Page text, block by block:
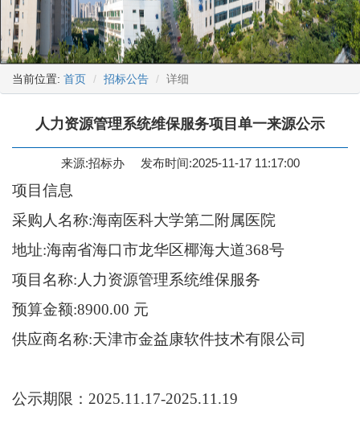
当前位置: 首页 招标公告 详细
人力资源管理系统维保服务项目单一来源公示
来源:招标办 发布时间:2025-11-17 11:17:00
项目信息
采购人名称:海南医科大学第二附属医院
地址:海南省海口市龙华区椰海大道368号
项目名称:人力资源管理系统维保服务
预算金额:8900.00 元
供应商名称:天津市金益康软件技术有限公司
公示期限：2025.11.17-2025.11.19